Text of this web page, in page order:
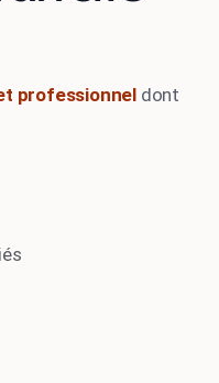
professionnel dont